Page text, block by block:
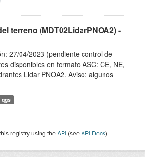
terreno (MDT02LidarPNOA2) -
27/04/2023 (pendiente control de
disponibles en formato ASC: CE, NE,
Lidar PNOA2. Aviso: algunos
qgs
registry using theAPI (seeAPI Docs).